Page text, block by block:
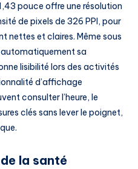
pouce offre une résolution
de pixels de 326 PPI, pour
nettes et claires. Même sous
automatiquement sa
lisibilité lors des activités
d’affichage
consulter l’heure, le
clés sans lever le poignet,
la santé